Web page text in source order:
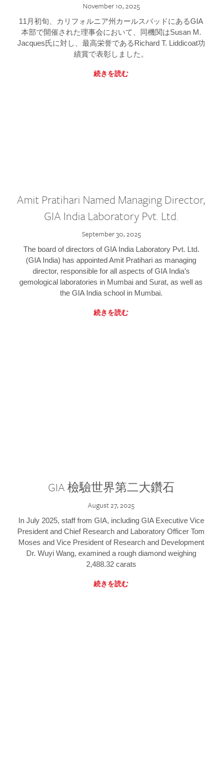
November 10, 2025
11月初旬、カリフォルニア州カールスバッドにあるGIA
本部で開催された理事会において、同機関はSusan M.
Jacques氏に対し、最高栄誉であるRichard T. Liddicoat功
績賞で表彰しました。
続きを読む
Amit Pratihari Named Managing Director,
GIA India Laboratory Pvt. Ltd.
September 30, 2025
The board of directors of GIA India Laboratory Pvt. Ltd.
(GIA India) has appointed Amit Pratihari as managing
director, responsible for all aspects of GIA India’s
gemological laboratories in Mumbai and Surat, as well as
the GIA India school in Mumbai.
続きを読む
GIA 檢驗世界第二大鑽石
August 27, 2025
In July 2025, staff from GIA, including GIA Executive Vice
President and Chief Research and Laboratory Officer Tom
Moses and Vice President of Research and Development
Dr. Wuyi Wang, examined a rough diamond weighing
2,488.32 carats
続きを読む